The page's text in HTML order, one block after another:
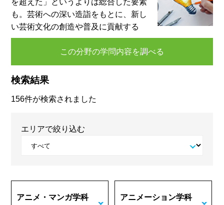
を超えた」というよりは総合した要素
も。芸術への深い造詣をもとに、新し
い芸術文化の創造や普及に貢献する
この分野の学問内容を調べる
検索結果
156件が検索されました
エリアで絞り込む
アニメ・マンガ学科
アニメーション学科